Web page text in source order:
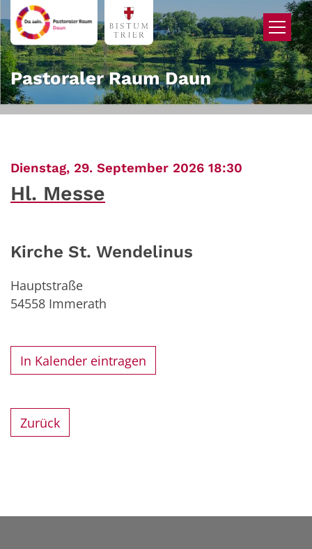
Zum Inhalt springen
Pastoraler Raum Daun
Dienstag, 29. September 2026 18:30
Hl. Messe
Kirche St. Wendelinus
Hauptstraße
54558 Immerath
In Kalender eintragen
Zurück